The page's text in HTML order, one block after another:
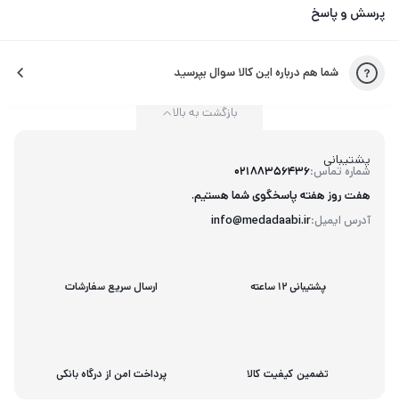
پرسش و پاسخ
شما هم درباره این کالا سوال بپرسید
پشتیبانی
شماره تماس:02188356436
آدرس ایمیل:info@medadaabi.ir
هفت روز هفته پاسخگوی شما هستیم.
بازگشت به بالا
پشتیبانی 12 ساعته ارسال سریع سفارشات
تضمین کیفیت کالا پرداخت امن از درگاه بانکی